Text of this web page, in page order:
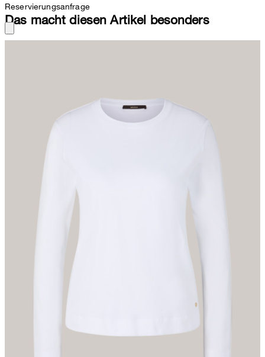
Reservierungsanfrage
Das macht diesen Artikel besonders
Finish, während eine Logo-Plakette in Goldoptik den ikonischen